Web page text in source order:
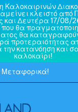
Καλοκαιρινών
κλειστό
και Δευτέρα 17/08/
θα
θα
προτεραιότητας
την κατανόηση και
καλοκαίρι!
Μεταφορικά!